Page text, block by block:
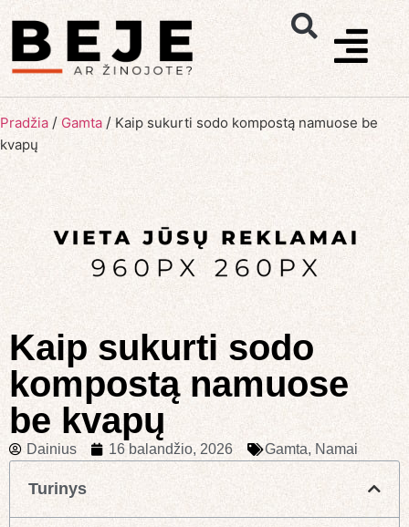
Pradžia / Gamta / Kaip sukurti sodo kompostą namuose be
kvapų
Kaip sukurti sodo
kompostą namuose
be kvapų
Dainius 16 balandžio, 2026 Gamta, Namai
Turinys